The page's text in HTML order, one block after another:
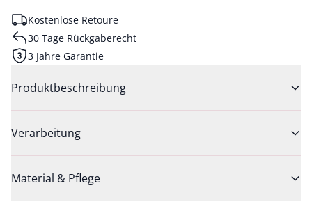
Kostenlose Retoure
30 Tage Rückgaberecht
3 Jahre Garantie
Produktbeschreibung
Verarbeitung
Material & Pflege